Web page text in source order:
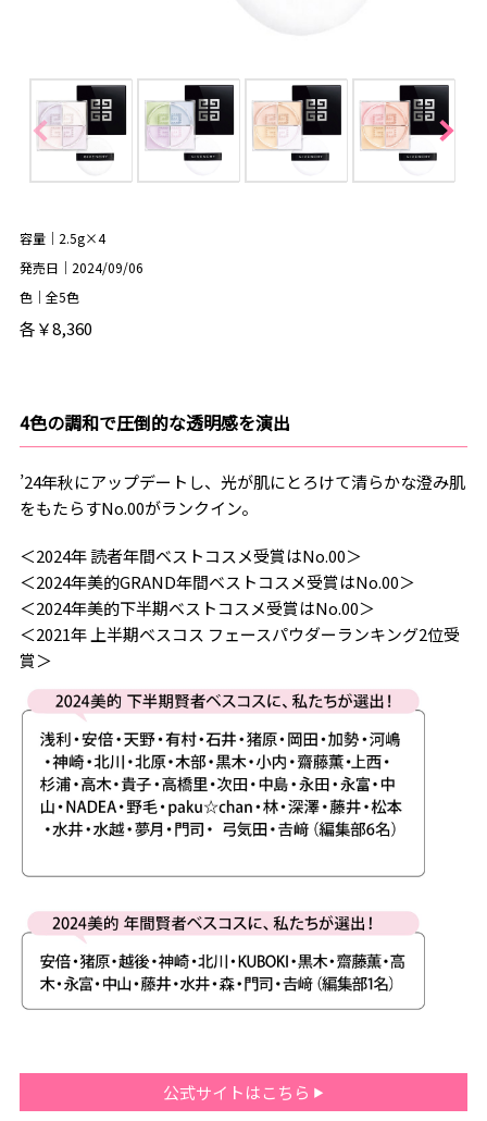
容量｜2.5g×4
発売日｜2024/09/06
色｜全5色
各￥8,360
4色の調和で圧倒的な透明感を演出
’24年秋にアップデートし、光が肌にとろけて清らかな澄み肌
をもたらすNo.00がランクイン。
＜2024年 読者年間ベストコスメ受賞はNo.00＞
＜2024年美的GRAND年間ベストコスメ受賞はNo.00＞
＜2024年美的下半期ベストコスメ受賞はNo.00＞
＜2021年 上半期ベスコス フェースパウダーランキング2位受
賞＞
公式サイトはこちら